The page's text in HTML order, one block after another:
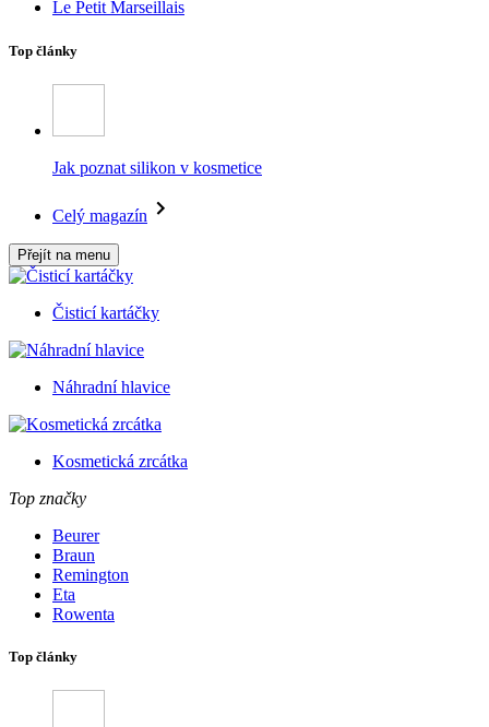
Le Petit Marseillais
Top články
Jak poznat silikon v kosmetice
Celý magazín
Přejít na menu
Čisticí kartáčky
Náhradní hlavice
Kosmetická zrcátka
Top značky
Beurer
Braun
Remington
Eta
Rowenta
Top články